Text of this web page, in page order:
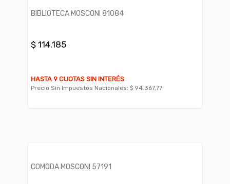
BIBLIOTECA MOSCONI 81084
$ 114.185
HASTA 9 CUOTAS SIN INTERÉS
Precio Sin Impuestos Nacionales: $ 94.367,77
COMODA MOSCONI 57191